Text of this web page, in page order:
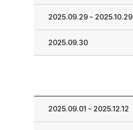
2025.09.29 ~ 2025.10.29
2025.09.30
2025.09.01 ~ 2025.12.12